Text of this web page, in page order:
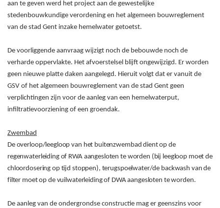
aan te geven werd het project aan de gewestelijke
stedenbouwkundige verordening en het algemeen bouwreglement
van de stad Gent inzake hemelwater getoetst.
De voorliggende aanvraag wijzigt noch de bebouwde noch de
verharde oppervlakte. Het afvoerstelsel blijft ongewijzigd. Er worden
geen nieuwe platte daken aangelegd. Hieruit volgt dat er vanuit de
GSV of het algemeen bouwreglement van de stad Gent geen
verplichtingen zijn voor de aanleg van een hemelwaterput,
infiltratievoorziening of een groendak.
Zwembad
De overloop/leegloop van het buitenzwembad dient op de
regenwaterleiding of RWA aangesloten te worden (bij leegloop moet de
chloordosering op tijd stoppen), terugspoelwater/de backwash van de
filter moet op de vuilwaterleiding of DWA aangesloten te worden.
De aanleg van de ondergrondse constructie mag er geenszins voor